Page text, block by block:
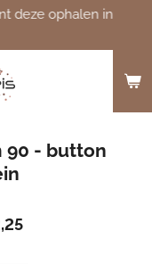
deze ophalen in
90 - button